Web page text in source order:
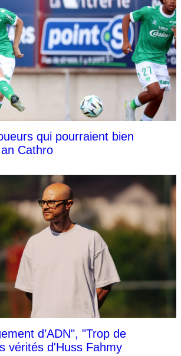
qui pourraient bien
Cathro
d’ADN", "Trop de
vérités d'Huss Fahmy